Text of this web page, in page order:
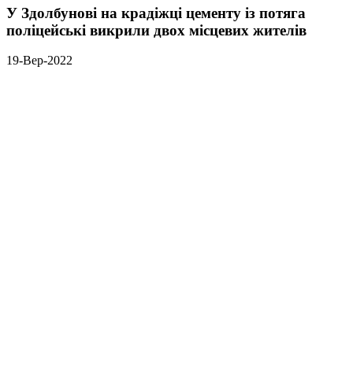
У Здолбунові на крадіжці цементу із потяга
поліцейські викрили двох місцевих жителів
19-Вер-2022